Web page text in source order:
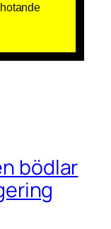
bödlar